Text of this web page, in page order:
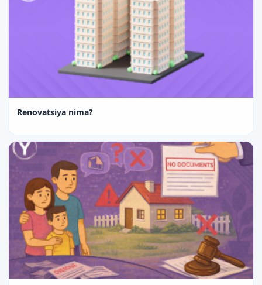
Renovatsiya nima?